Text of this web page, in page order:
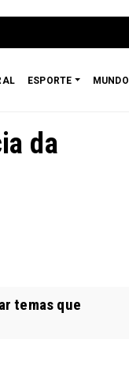
ESPORTE MUNDO
da
temas que